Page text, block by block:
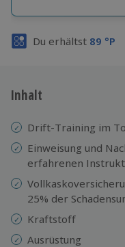
Volle Flexibilität
3 Jahre gültig &
Du erhältst 89 °P
Inhalt
Drift-Training im
Einweisung und
erfahrenen
25% der
Kraftstoff
Ausrüstung